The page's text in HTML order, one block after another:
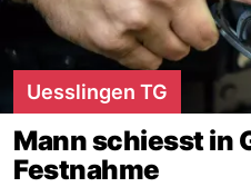
Uesslingen TG
Mann schiesst in
Festnahme